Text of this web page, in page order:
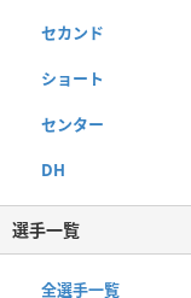
セカンド
ショート
センター
DH
選手一覧
全選手一覧